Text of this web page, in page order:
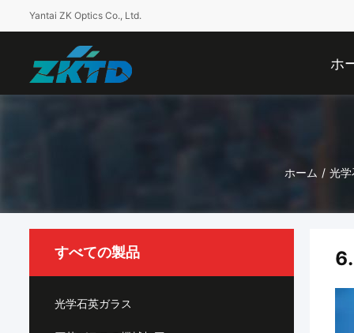
Yantai ZK Optics Co., Ltd.
ホ
ホーム / 光学
すべての製品
光学石英ガラス